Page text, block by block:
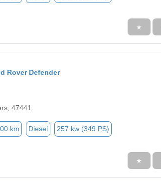
★
Rover Defender
47441
km Diesel 257 kw (349 PS)
★